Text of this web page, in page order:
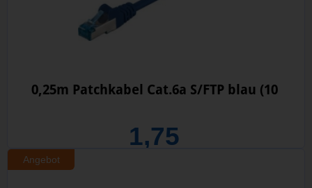
0,25m Patchkabel Cat.6a S/FTP blau (10
1,75
Angebot